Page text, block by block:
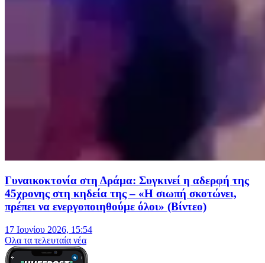
Γυναικοκτονία στη Δράμα: Συγκινεί η αδερφή της
45χρονης στη κηδεία της – «Η σιωπή σκοτώνει,
πρέπει να ενεργοποιηθούμε όλοι» (Βίντεο)
17 Ιουνίου 2026, 15:54
Oλα τα τελευταία νέα